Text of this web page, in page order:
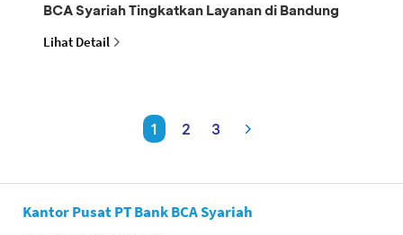
BCA Syariah Tingkatkan Layanan di Bandung
Lihat Detail
1 2 3
Kantor Pusat PT Bank BCA Syariah